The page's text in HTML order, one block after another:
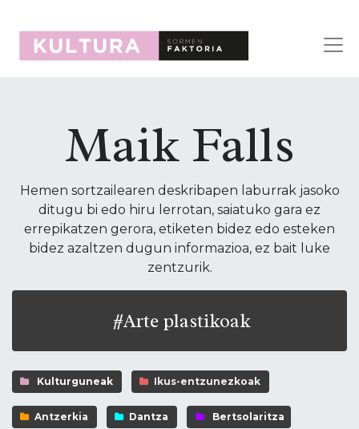
Maik Falls
Hemen sortzailearen deskribapen laburrak jasoko
ditugu bi edo hiru lerrotan, saiatuko gara ez
errepikatzen gerora, etiketen bidez edo esteken
bidez azaltzen dugun informazioa, ez bait luke
zentzurik.
#Arte plastikoak
Kulturguneak Ikus-entzunezkoak
Antzerkia Dantza Bertsolaritza